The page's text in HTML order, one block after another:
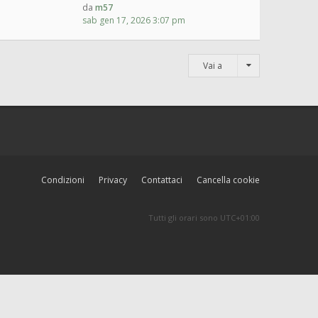
da m57
sab gen 17, 2026 3:07 pm
Vai a
Cancella cookie
Contattaci
Privacy
Condizioni
Tutti gli orari sono UTC+01:00